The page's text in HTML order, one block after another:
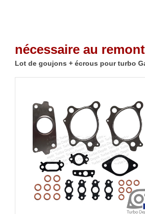
nécessaire au
Lot de goujons + écrous pour turbo